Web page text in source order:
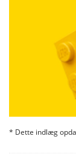
* Dette indlæg